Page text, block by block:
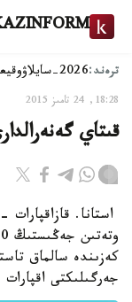
ترەند:2026-سايلاۋ
18:28, 24 تامىز 2015
قىتاي
استانا.
جەرگىلىكتى